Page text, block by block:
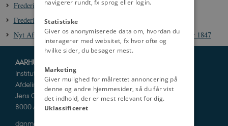
Frederik 4., 1671-1730
Frederik 5., 1723-1766
Nyt Aftenbladets forsvar for enevældens politik, 22. december 1847
AARHUS UNIVERSITET
Institut for Kultur og Samfund
Afdeling for Historie og Klassiske Studier
Jens Chr. Skous Vej 5
8000 Aarhus C
danmarkshistorien@cas.au.dk
navigerer rundt, fx sprog eller login.
Statistiske
Giver os anonymiserede data om, hvordan du
interagerer med websitet, fx hvor ofte og
hvilke sider, du besøger mest.
Marketing
Giver mulighed for målrettet annoncering på
denne og andre hjemmesider, så du får vist
det indhold, der er mest relevant for dig.
Uklassificeret